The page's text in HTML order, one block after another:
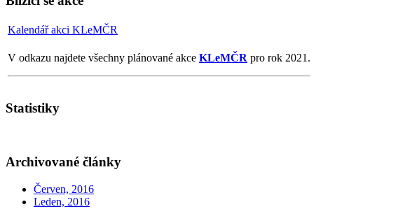
Kalendář akci KLeMČR
V odkazu najdete všechny plánované akce KLeMČR pro rok 2021.
Statistiky
Archivované články
Červen, 2016
Leden, 2016